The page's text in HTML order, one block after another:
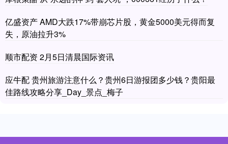
亿盛资产 AMD大跌17%带崩芯片股，黄金5000美元得而复
失，原油拉升3%
顺市配资 2月5日清晨国际资讯
应牛配 贵州旅游注意什么？贵州6日游报团多少钱？贵阳最
佳路线攻略分享_Day_景点_梅子